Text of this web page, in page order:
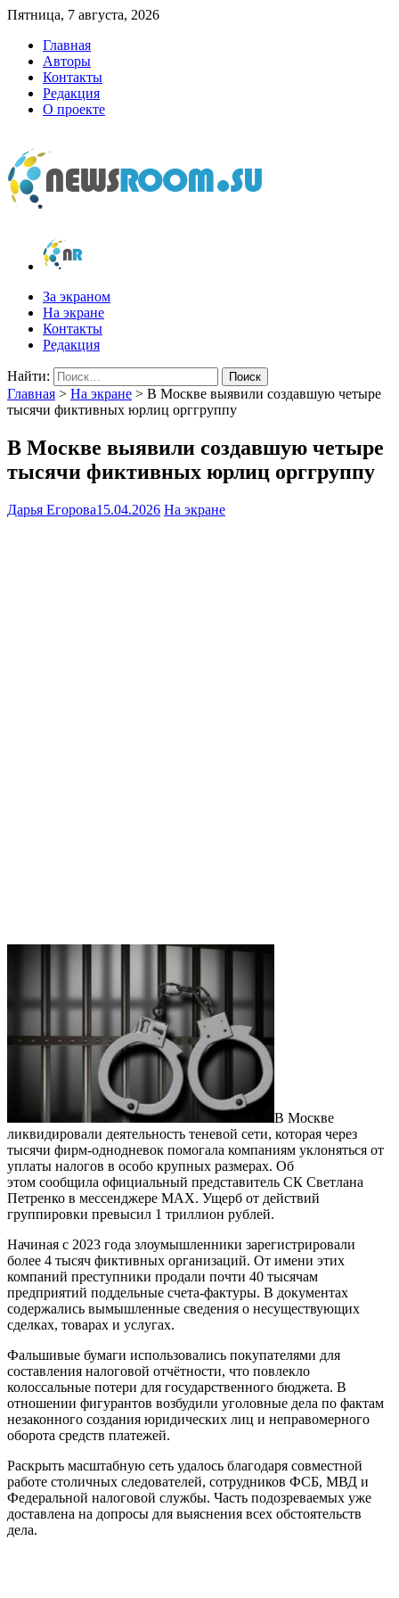
Пятница, 7 августа, 2026
Главная
Авторы
Контакты
Редакция
О проекте
newsroom.su
Новости о новостях
За экраном
На экране
Контакты
Редакция
Найти:
Главная > На экране > В Москве выявили создавшую четыре
тысячи фиктивных юрлиц орггруппу
В Москве выявили создавшую четыре
тысячи фиктивных юрлиц орггруппу
Дарья Егорова15.04.2026 На экране
В Москве
ликвидировали деятельность теневой сети, которая через
тысячи фирм-однодневок помогала компаниям уклоняться от
уплаты налогов в особо крупных размерах. Об
этом сообщила официальный представитель СК Светлана
Петренко в мессенджере MAX. Ущерб от действий
группировки превысил 1 триллион рублей.
Начиная с 2023 года злоумышленники зарегистрировали
более 4 тысяч фиктивных организаций. От имени этих
компаний преступники продали почти 40 тысячам
предприятий поддельные счета-фактуры. В документах
содержались вымышленные сведения о несуществующих
сделках, товарах и услугах.
Фальшивые бумаги использовались покупателями для
составления налоговой отчётности, что повлекло
колоссальные потери для государственного бюджета. В
отношении фигурантов возбудили уголовные дела по фактам
незаконного создания юридических лиц и неправомерного
оборота средств платежей.
Раскрыть масштабную сеть удалось благодаря совместной
работе столичных следователей, сотрудников ФСБ, МВД и
Федеральной налоговой службы. Часть подозреваемых уже
доставлена на допросы для выяснения всех обстоятельств
дела.